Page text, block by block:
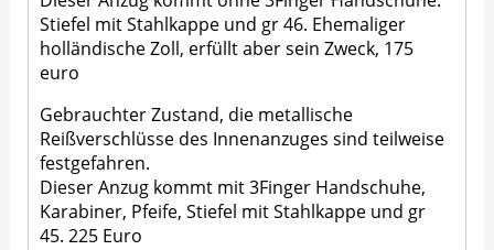
Stiefel mit Stahlkappe und gr 46. Ehemaliger
holländische Zoll, erfüllt aber sein Zweck, 175
euro
Gebrauchter Zustand, die metallische
Reißverschlüsse des Innenanzuges sind teilweise
festgefahren.
Dieser Anzug kommt mit 3Finger Handschuhe,
Karabiner, Pfeife, Stiefel mit Stahlkappe und gr
45. 225 Euro